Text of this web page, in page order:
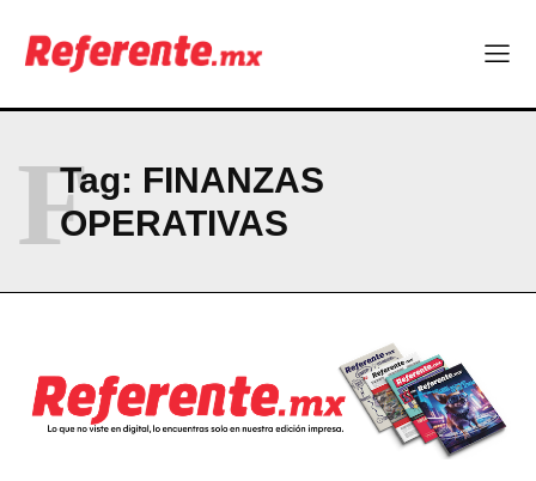
RESUMEN DE COLUMNAS
ABOUT
CONTACT
Tag: FINANZAS
OPERATIVAS
F